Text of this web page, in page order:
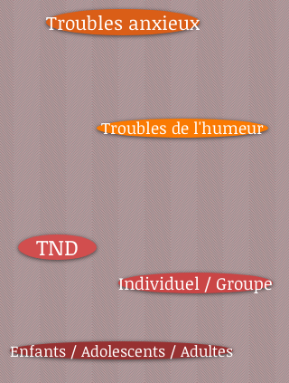
Troubles anxieux
TND
Troubles de l'humeur
Individuel / Groupe
Enfants / Adolescents / Adultes